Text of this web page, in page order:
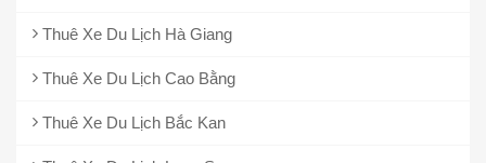
Thuê Xe Du Lịch Hà Giang
Thuê Xe Du Lịch Cao Bằng
Thuê Xe Du Lịch Bắc Kan